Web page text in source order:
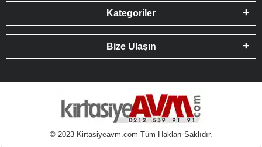
Kategoriler
Bize Ulaşın
© 2023 Kirtasiyeavm.com Tüm Hakları Saklıdır.